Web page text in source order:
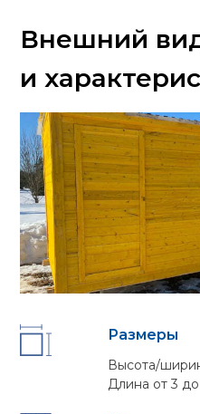
Внешний
и
Размеры
Высота/
Длина от 3